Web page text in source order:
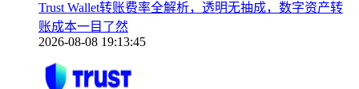
Trust Wallet转账费率全解析，透明无抽成，数字资产转
账成本一目了然
2026-08-08 19:13:45